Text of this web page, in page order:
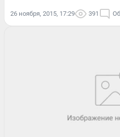
26 ноября, 2015, 17:29 391